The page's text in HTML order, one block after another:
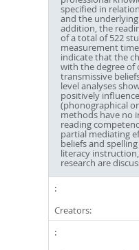
specified in
and the
addition, the
of a total of 522
measurement
indicate that the
with the degree of
transmissive
level analyses
positively
(phonographical
methods have no
reading
partial mediating
beliefs and
literacy
research are
Creators: